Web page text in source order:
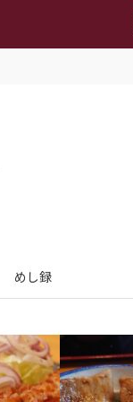
めし録